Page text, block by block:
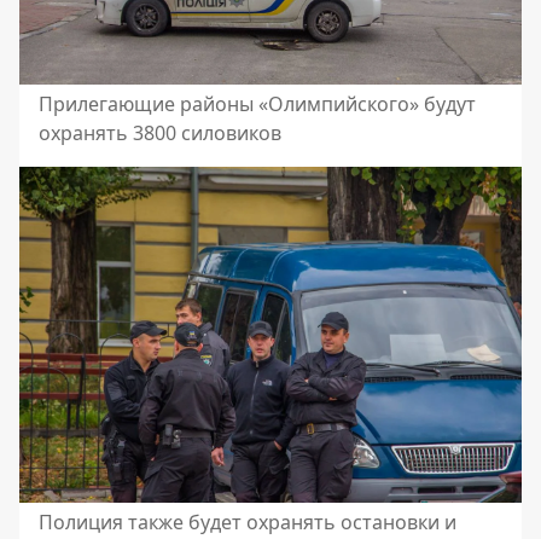
Прилегающие районы «Олимпийского» будут
охранять 3800 силовиков
Полиция также будет охранять остановки и